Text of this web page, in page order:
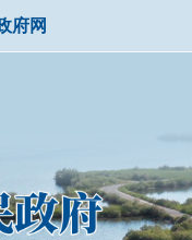
府网